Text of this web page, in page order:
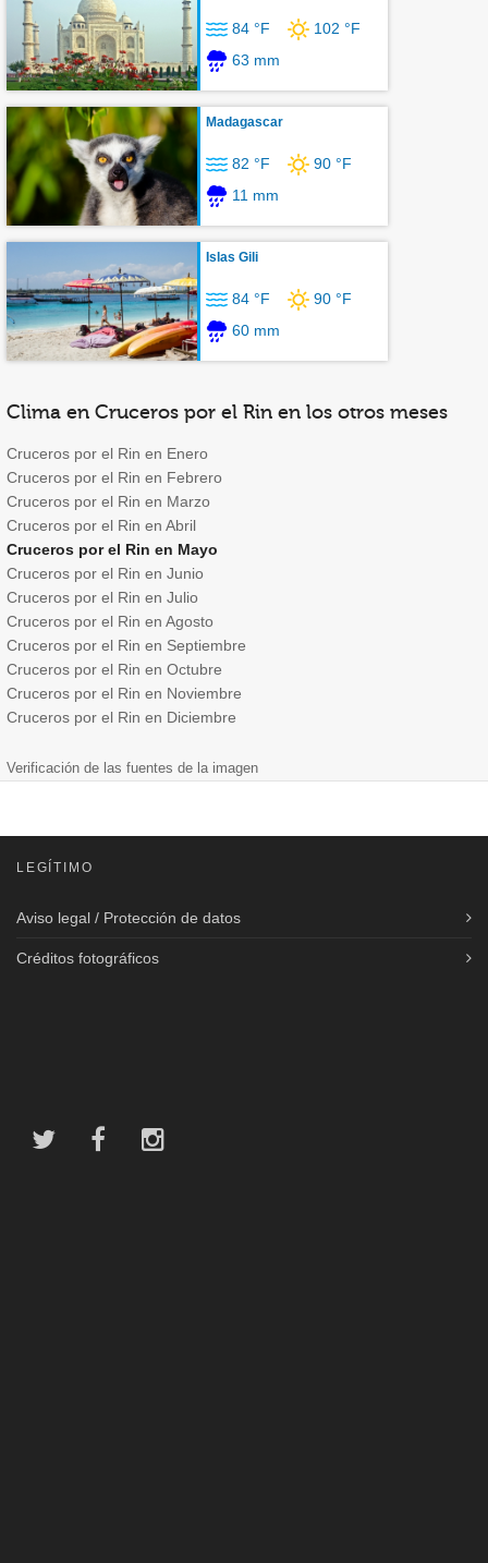
84 °F
102 °F
63 mm
Madagascar
82 °F
90 °F
11 mm
Islas Gili
84 °F
90 °F
60 mm
Clima en Cruceros por el Rin en los otros meses
Cruceros por el Rin en Enero
Cruceros por el Rin en Febrero
Cruceros por el Rin en Marzo
Cruceros por el Rin en Abril
Cruceros por el Rin en Mayo
Cruceros por el Rin en Junio
Cruceros por el Rin en Julio
Cruceros por el Rin en Agosto
Cruceros por el Rin en Septiembre
Cruceros por el Rin en Octubre
Cruceros por el Rin en Noviembre
Cruceros por el Rin en Diciembre
Verificación de las fuentes de la imagen
LEGÍTIMO
Aviso legal / Protección de datos
Créditos fotográficos